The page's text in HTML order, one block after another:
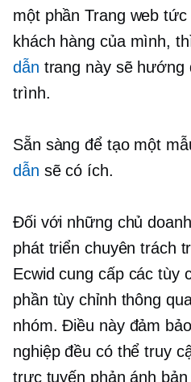
một phần Trang web
khách hàng của mình,
dẫn trang này sẽ hướng
trình.
Sẵn sàng để tạo một
dẫn sẽ có ích.
Đối với những chủ
phát triển chuyên trách
Ecwid cung cấp các tùy
phần tùy chỉnh thông
nhóm. Điều này đảm
nghiệp đều có thể truy
trực tuyến phản ánh